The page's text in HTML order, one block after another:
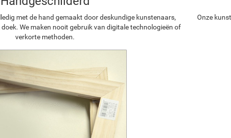
met de hand gemaakt door deskundige kunstenaars,
We maken nooit gebruik van digitale technologieën of
verkorte methoden.
Onze